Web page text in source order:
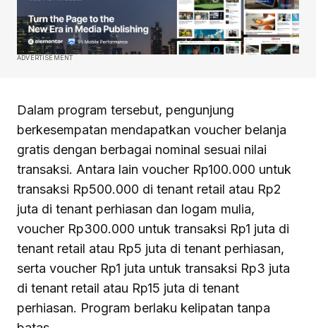
ADVERTISEMENT
Dalam program tersebut, pengunjung
berkesempatan mendapatkan voucher belanja
gratis dengan berbagai nominal sesuai nilai
transaksi. Antara lain voucher Rp100.000 untuk
transaksi Rp500.000 di tenant retail atau Rp2
juta di tenant perhiasan dan logam mulia,
voucher Rp300.000 untuk transaksi Rp1 juta di
tenant retail atau Rp5 juta di tenant perhiasan,
serta voucher Rp1 juta untuk transaksi Rp3 juta
di tenant retail atau Rp15 juta di tenant
perhiasan. Program berlaku kelipatan tanpa